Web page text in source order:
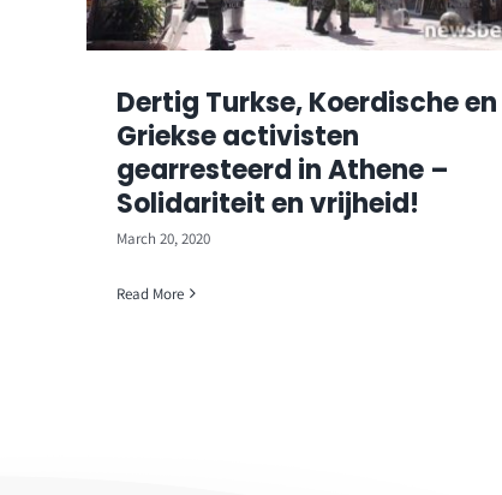
Dertig Turkse, Koerdische en
Griekse activisten
gearresteerd in Athene –
Solidariteit en vrijheid!
March 20, 2020
Read More